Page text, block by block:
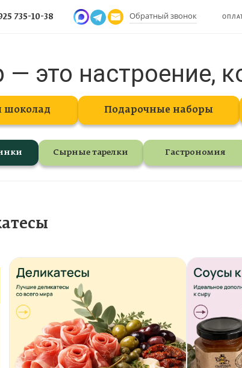
735-10-38 Обратный звонок
это настроение,
шоколад Подарочные наборы
Сырные тарелки Гастрономия